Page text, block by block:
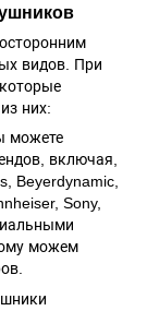
видов. При
них:
можете
включая,
Beyerdynamic,
Sony,
можем